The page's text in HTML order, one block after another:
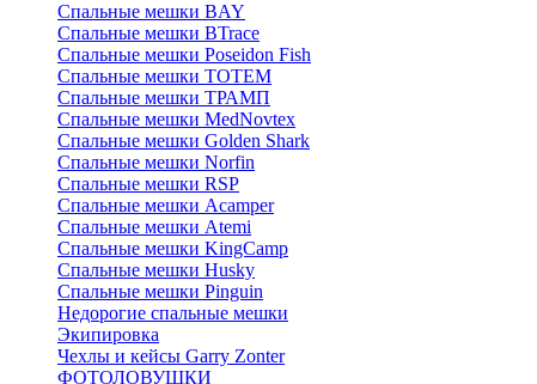
Спальные мешки BAY
Спальные мешки BTrace
Спальные мешки Poseidon Fish
Спальные мешки ТОТЕМ
Спальные мешки ТРАМП
Cпальные мешки MedNovtex
Спальные мешки Golden Shark
Спальные мешки Norfin
Спальные мешки RSP
Спальные мешки Acamper
Спальные мешки Atemi
Спальные мешки KingCamp
Спальные мешки Husky
Спальные мешки Pinguin
Недорогие спальные мешки
Экипировка
Чехлы и кейсы Garry Zonter
ФОТОЛОВУШКИ